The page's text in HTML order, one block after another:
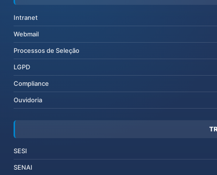
Intranet
Webmail
Processos de Seleção
LGPD
Compliance
Ouvidoria
SESI
SENAI